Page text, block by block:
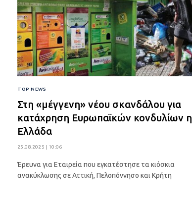
TOP NEWS
Στη «μέγγενη» νέου σκανδάλου για
κατάχρηση Ευρωπαϊκών κονδυλίων η
Ελλάδα
25.08.2025 | 10:06
Έρευνα για Εταιρεία που εγκατέστησε τα κιόσκια
ανακύκλωσης σε Αττική, Πελοπόννησο και Κρήτη